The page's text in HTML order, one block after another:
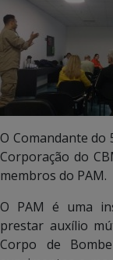
O Comandante do
Corporação do
membros do PAM.
O PAM é uma
prestar auxílio
Corpo de